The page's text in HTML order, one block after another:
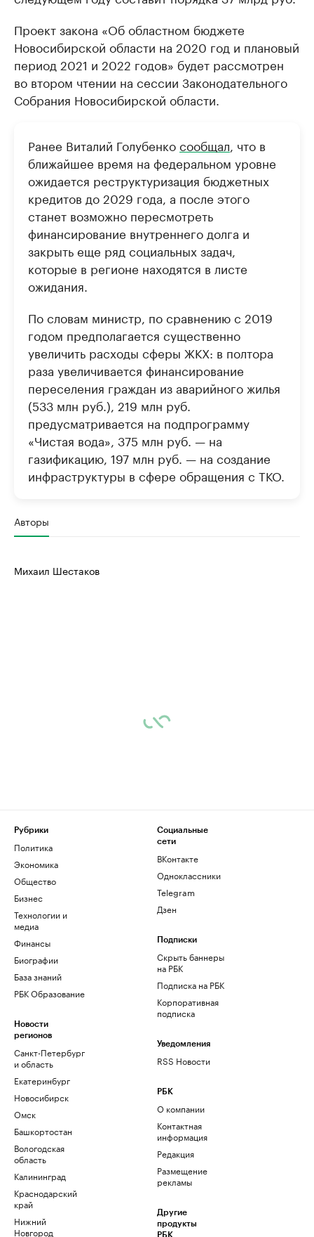
Проект закона «Об областном бюджете
Новосибирской области на 2020 год и плановый
период 2021 и 2022 годов» будет рассмотрен
во втором чтении на сессии Законодательного
Собрания Новосибирской области.
Ранее Виталий Голубенкосообщал, что в
ближайшее время на федеральном уровне
ожидается реструктуризация бюджетных
кредитов до 2029 года, а после этого
станет возможно пересмотреть
финансирование внутреннего долга и
закрыть еще ряд социальных задач,
которые в регионе находятся в листе
ожидания.
По словам министр, по сравнению с 2019
годом предполагается существенно
увеличить расходы сферы ЖКХ: в полтора
раза увеличивается финансирование
переселения граждан из аварийного жилья
(533 млн руб.), 219 млн руб.
предусматривается на подпрограмму
«Чистая вода», 375 млн руб. — на
газификацию, 197 млн руб. — на создание
инфраструктуры в сфере обращения с ТКО.
Авторы
Михаил Шестаков
Рубрики
Политика
Экономика
Общество
Бизнес
Технологии и
медиа
Финансы
Биографии
База знаний
РБК Образование
Новости
регионов
Санкт-Петербург
и область
Екатеринбург
Новосибирск
Омск
Башкортостан
Вологодская
область
Калининград
Краснодарский
край
Нижний
Новгород
Социальные
сети
ВКонтакте
Одноклассники
Telegram
Дзен
Подписки
Скрыть баннеры
на РБК
Подписка на РБК
Корпоративная
подписка
Уведомления
RSS Новости
РБК
О компании
Контактная
информация
Редакция
Размещение
рекламы
Другие
продукты
РБК